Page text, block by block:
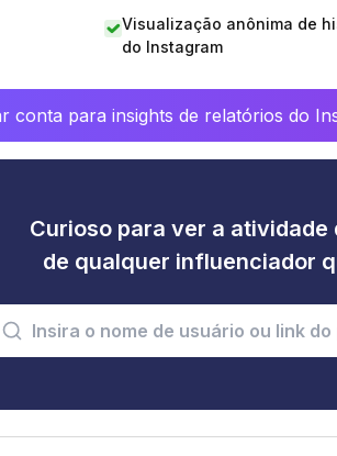
Visualização anônima de
do Instagram
conta para insights de relatórios do
Curioso para ver a atividade
de qualquer influenciador